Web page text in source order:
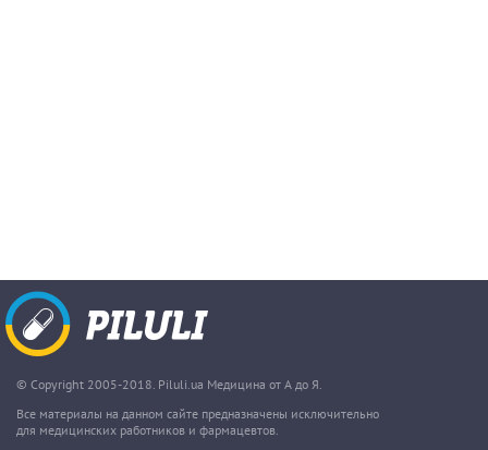
© Copyright 2005-2018. Piluli.ua Медицина от А до Я.
Все материалы на данном сайте предназначены исключительно
для медицинских работников и фармацевтов.